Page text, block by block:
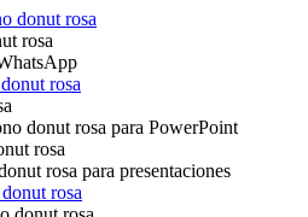
donut rosa
rosa
rosa
donut rosa para PowerPoint
rosa
rosa para presentaciones
rosa